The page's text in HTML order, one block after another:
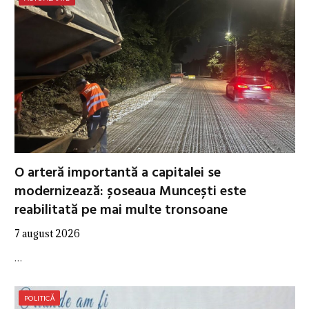
O arteră importantă a capitalei se
modernizează: șoseaua Muncești este
reabilitată pe mai multe tronsoane
7 august 2026
…
POLITICĂ